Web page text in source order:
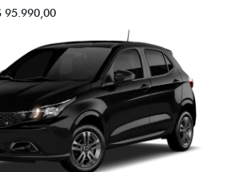
95.990,00